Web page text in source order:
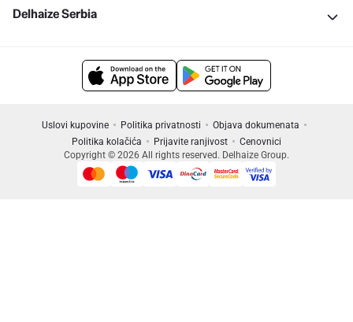
Delhaize Serbia
Uslovi kupovine Politika privatnosti
Objava dokumenata
Politika kolačića
Prijavite ranjivost
Cenovnici
Copyright © 2026 All rights reserved. Delhaize Group.